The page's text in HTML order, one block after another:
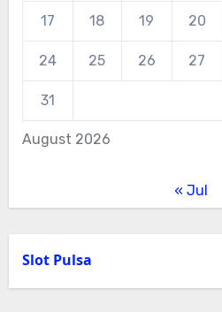
August 2026
17 18 19 20
24 25 26 27
31
« Jul
Slot Pulsa